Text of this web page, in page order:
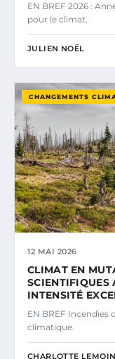
EN BREF 2026 :
pour le climat.
JULIEN NOËL
CHANGEMENTS
12 MAI 2026
CLIMAT EN
SCIENTIFIQUES
INTENSITÉ
EN BREF Incendies
climatique.
CHARLOTTE